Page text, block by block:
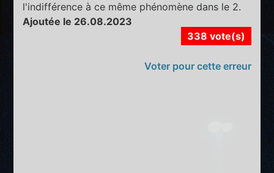
l'indifférence à ce même phénomène dans le 2.
Ajoutée le 26.08.2023
338 vote(s)
Voter pour cette erreur